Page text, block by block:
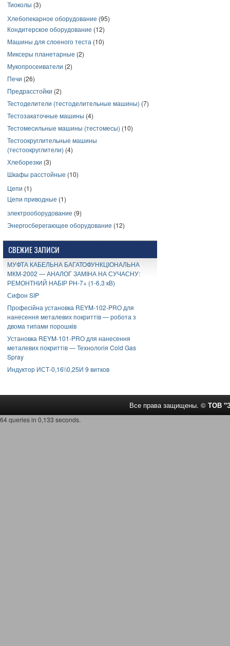
Тиоколы (3)
Хлебопекарное оборудование (95)
Кондитерское оборудование (12)
Машины для слоеного теста (10)
Миксеры планетарные (2)
Мукопросеиватели (2)
Печи (26)
Предрасстойки (2)
Тестоделители (тестоделительные машины) (7)
Тестозакаточные машины (4)
Тестомесильные машины (тестомесы) (10)
Тестоокруглительные машины
(тестоокруглители) (4)
Хлеборезки (3)
Шкафы расстойные (10)
Цепи (1)
Цепи приводные (1)
электрооборудование (9)
Энергосберегающее оборудование (12)
СВЕЖИЕ ЗАПИСИ
МУФТА КАБЕЛЬНА БАГАТОФУНКЦІОНАЛЬНА
МКМ-2002 — АНАЛОГ ЗАМІНА НА СУЧАСНУ:
РЕМОНТНИЙ НАБІР РН-7+ (1-6,3 кВ)
Сифон SIP
Професійна установка REYM-102-PRO для
нанесення металевих покриттів — робота з
двома типами порошків
Установка REYM-101-PRO для нанесення
металевих покриттів — Технологія Cold Gas
Spray
Индуктор ИСТ-0,16\\0,25И 9 витков
Все права защищены. © ТОВ
64 queries in 0,133 seconds.